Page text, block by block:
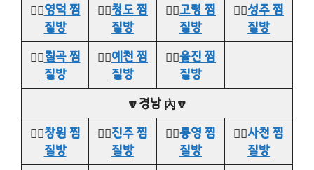
👉🏻영덕 찜
질방
👉🏻청도 찜
질방
👉🏻고령 찜
질방
👉🏻성주 찜
질방
👉🏻칠곡 찜
질방
👉🏻예천 찜
질방
👉🏻울진 찜
질방
🔽경남 內🔽
👉🏻창원 찜
질방
👉🏻진주 찜
질방
👉🏻통영 찜
질방
👉🏻사천 찜
질방